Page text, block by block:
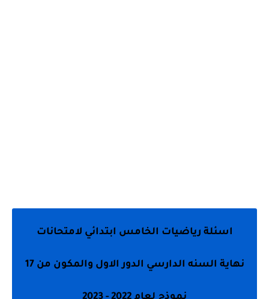
اسئلة رياضيات الخامس ابتدائي لامتحانات
نهاية السنه الدارسي الدور الاول والمكون من 17